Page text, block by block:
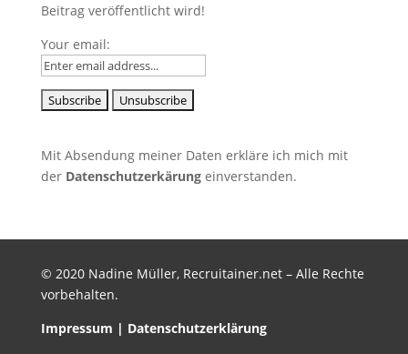
Beitrag veröffentlicht wird!
Your email:
Mit Absendung meiner Daten erkläre ich mich mit
der Datenschutzerkärung einverstanden.
© 2020 Nadine Müller, Recruitainer.net – Alle Rechte
vorbehalten.
Impressum | Datenschutzerklärung